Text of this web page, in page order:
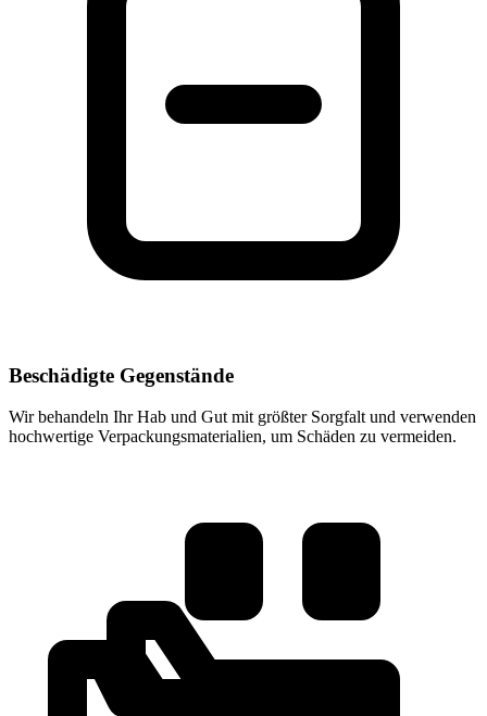
Beschädigte Gegenstände
Wir behandeln Ihr Hab und Gut mit größter Sorgfalt und verwenden
hochwertige Verpackungsmaterialien, um Schäden zu vermeiden.